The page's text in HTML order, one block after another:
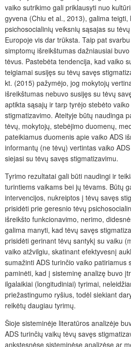
vaiko sutrikimo gali priklausyti nuo
gyvena (Chiu et al., 2013), galima
psichosocialinių veiksnių sąsajas su
Europoje vis dar trūksta. Taip pat
simptomų išreikštumas dažniausiai
tėvus. Pastebėta tendencija, kad vaiko
teigiamai susijęs su tėvų savęs
kt. (2015) pažymėjo, jog mokytojų
išreikštumas nebuvo susijęs su tėvų
aptikta sąsajų ir tarp tyrėjo stebėto
stigmatizavimo. Ateityje būtų naudinga
tėvų, mokytojų, stebėjimo duomenų,
pateikiamus duomenis apie vaiko ADS
informantų (ne tėvų) vertintas vaiko
siejasi su tėvų savęs stigmatizavimu.
Tyrimo rezultatai gali būti naudingi ir
turintiems vaikams bei jų tėvams. Būtų
intervencijos, nukreiptos į tėvų savęs
prisidėti prie geresnio tėvų
išreikšto funkcionavimo, nerimo,
galima manyti, kad tėvų savęs
prisidėti gerinant tėvų santykį su vaiku
vaiko atžvilgiu, skatinant efektyvesnį
sumažinti ADS turinčio vaiko patiriamus
paminėti, kad į sisteminę analizę buvo
ilgalaikiai (longitudiniai) tyrimai,
priežastingumo ryšius, todėl siekiant
reikėtų daugiau tyrimų.
Šioje sisteminėje literatūros analizėje
ADS turinčių vaikų tėvų savęs
ankstesnėse sisteminėse analizėse ar